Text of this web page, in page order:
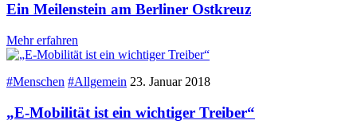
Ein Meilenstein am Berliner Ostkreuz
Mehr erfahren
#Menschen #Allgemein 23. Januar 2018
„E-Mobilität ist ein wichtiger Treiber“